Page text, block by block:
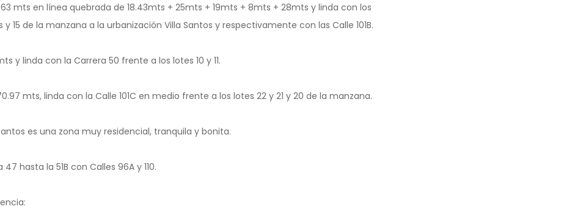
mts en línea quebrada de 18.43mts + 25mts + 19mts + 8mts + 28mts y linda con los
15 de la manzana a la urbanización Villa Santos y respectivamente con las Calle 101B.
y linda con la Carrera 50 frente a los lotes 10 y 11.
mts, linda con la Calle 101C en medio frente a los lotes 22 y 21 y 20 de la manzana.
es una zona muy residencial, tranquila y bonita.
hasta la 51B con Calles 96A y 110.